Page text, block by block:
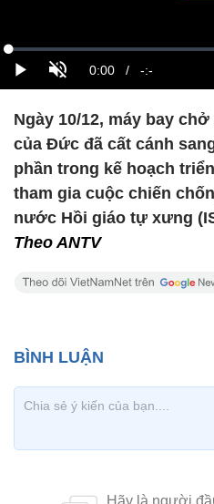
Ngày 10/12, máy bay
của Đức đã cất cánh
phần trong kế hoạch
tham gia cuộc chiến
nước Hồi giáo tự xưng
Theo ANTV